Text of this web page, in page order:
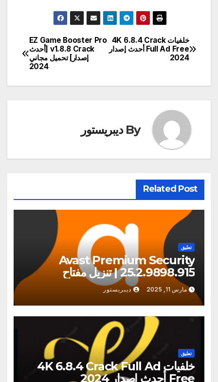
تصفّح
المقالات
EZ Game Booster Pro
v1.8.8 Crack [أحدث
إصدار] تحميل مجاني
2024
خلفيات 4K 6.8.4 Crack
Full Ad Free أحدث إصدار
2024
By ديبريستور
Related Post
تعليق
Avast Premium Security
25.2.9898.915 | تنزيل مفتاح
الترخيص 2025
مارس 11, 2025 ديبريستور
تعليق
خلفيات 4K 6.8.4 Crack Full Ad
Free أحدث إصدار 2024